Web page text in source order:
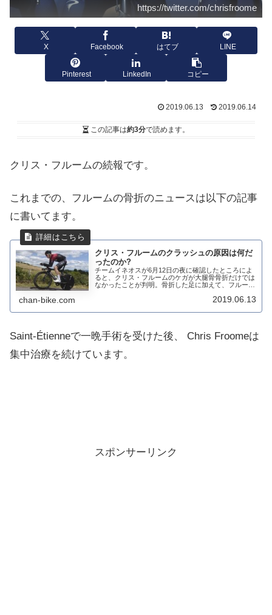
https://twitter.com/chrisfroome
X Facebook はてブ LINE
Pinterest LinkedIn コピー
2019.06.13 2019.06.14
この記事は約3分で読めます。
クリス・フルームの続報です。
これまでの、フルームの骨折のニュースは以下の記事
に書いてます。
クリス・フルームのクラッシュの原因は何だ
ったのか?
チームイネオスが6月12日の夜に確認したところによ
ると、クリス・フルームのケガが大腿骨骨折だけでは
なかったことが判明。骨折した足に加えて、フルーム
追記 6.14内部損傷、右肘骨折、複合右大腿骨...
chan-bike.com 2019.06.13
Saint-Étienneで一晩手術を受けた後、 Chris Froomeは
集中治療を続けています。
スポンサーリンク